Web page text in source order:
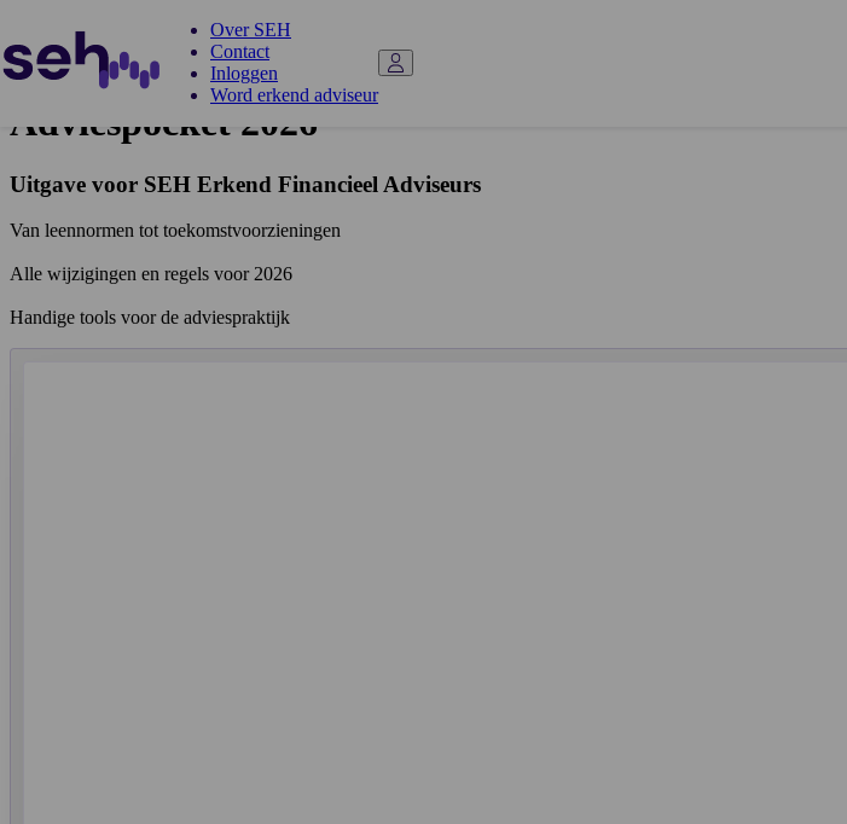
Over SEH
Contact
Inloggen
Word erkend adviseur
Adviespocket 2026
Uitgave voor SEH Erkend Financieel Adviseurs
Van leennormen tot toekomstvoorzieningen
Alle wijzigingen en regels voor 2026
Handige tools voor de adviespraktijk